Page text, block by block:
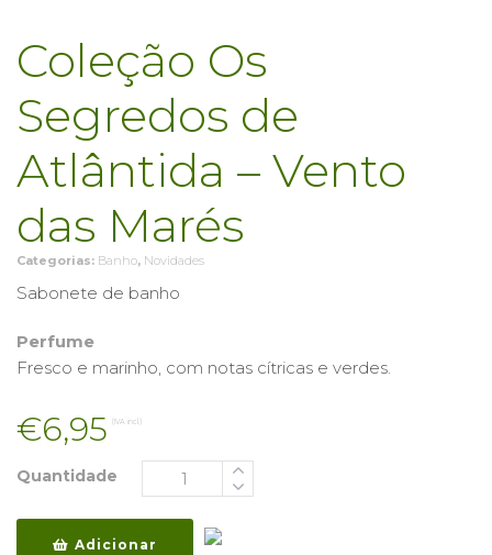
Coleção Os
Segredos de
Atlântida – Vento
das Marés
Categorias: Banho, Novidades
Sabonete de banho
Perfume
Fresco e marinho, com notas cítricas e verdes.
€6,95 (IVA incl.)
Quantidade
Adicionar